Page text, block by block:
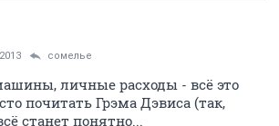
сомелье
личные расходы - всё это
почитать Грэма Дэвиса (так,
станет понятно...